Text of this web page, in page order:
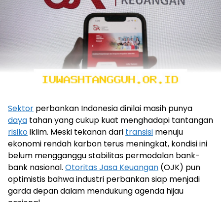
Sektor perbankan Indonesia dinilai masih punya
daya tahan yang cukup kuat menghadapi tantangan
risikoiklim. Meski tekanan dari transisi menuju
ekonomi rendah karbon terus meningkat, kondisi ini
belum mengganggu stabilitas permodalan bank-
bank nasional. Otoritas Jasa Keuangan (OJK) pun
optimistis bahwa industri perbankan siap menjadi
garda depan dalam mendukung agenda hijau